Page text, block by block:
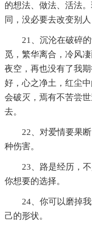
的想法、做法、活法
同，没必要去改变别
21、沉沦在破碎
觅，繁华离合，冷风
夜空，再也没有了我
好，心之净土，红尘
会破灭，焉有不苦尝
去。
22、对爱情要果
种伤害。
23、路是经历，
你想要的选择。
24、你可以磨掉
己的形状。